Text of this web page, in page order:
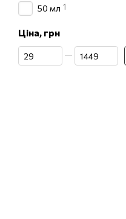
50 мл 1
Ціна, грн
Від Ціна, грн
До Ціна, грн